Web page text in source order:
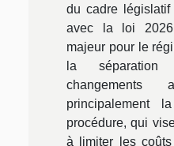
du cadre
avec la loi
majeur pour le
la
changements
principalement
procédure, qui
à limiter les